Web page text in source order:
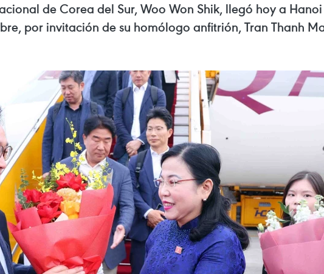
de Corea del Sur, Woo Won Shik, llegó hoy a
por invitación de su homólogo anfitrión, Tran Thanh